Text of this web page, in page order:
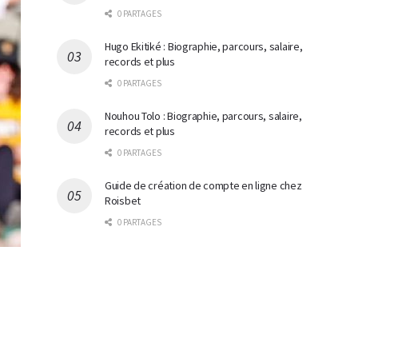
0 PARTAGES
Hugo Ekitiké : Biographie, parcours, salaire,
records et plus
0 PARTAGES
Nouhou Tolo : Biographie, parcours, salaire,
records et plus
0 PARTAGES
Guide de création de compte en ligne chez
Roisbet
0 PARTAGES